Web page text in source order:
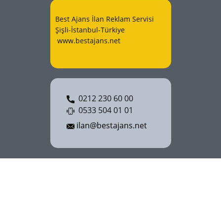
Best Ajans İlan Reklam Servisi
Şişli-İstanbul-Türkiye
www.bestajans.net
0212 230 60 00
0533 504 01 01
ilan@bestajans.net